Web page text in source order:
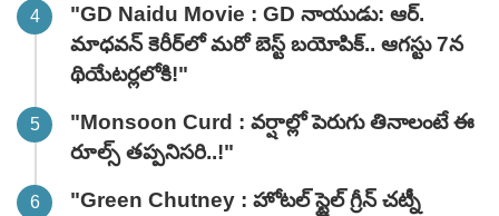
"GD Naidu Movie : GD నాయుడు: ఆర్.
మాధవన్‌ కెరీర్‌లో మరో బెస్ట్ బయోపిక్.. ఆగస్టు 7న
థియేటర్లలోకి!"
"Monsoon Curd : వర్షాల్లో పెరుగు తినాలంటే ఈ
రూల్స్ తప్పనిసరి..!"
"Green Chutney : హోటల్ స్టైల్ గ్రీన్ చట్నీ